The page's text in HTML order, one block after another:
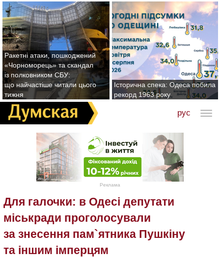
Ракетні атаки, пошкоджений
«Чорноморець» та скандал
із полковником СБУ:
що найчастіше читали цього
тижня
Історична спека: Одеса побила
рекорд 1963 року
рус
Реклама
Для галочки: в Одесі депутати
міськради проголосували
за знесення пам`ятника Пушкіну
та іншим імперцям